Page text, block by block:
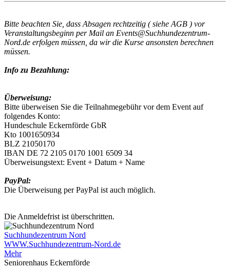
Bitte beachten Sie, dass Absagen rechtzeitig ( siehe AGB ) vor
Veranstaltungsbeginn per Mail an Events@Suchhundezentrum-
Nord.de erfolgen müssen, da wir die Kurse ansonsten berechnen
müssen.
Info zu Bezahlung:
Überweisung:
Bitte überweisen Sie die Teilnahmegebühr vor dem Event auf
folgendes Konto:
Hundeschule Eckernförde GbR
Kto 1001650934
BLZ 21050170
IBAN DE 72 2105 0170 1001 6509 34
Überweisungstext: Event + Datum + Name
PayPal:
Die Überweisung per PayPal ist auch möglich.
Die Anmeldefrist ist überschritten.
Suchhundezentrum Nord
WWW.Suchhundezentrum-Nord.de
Mehr
Seniorenhaus Eckernförde